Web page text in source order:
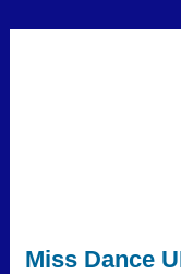
Miss Dance